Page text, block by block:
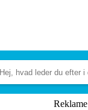
Reklame